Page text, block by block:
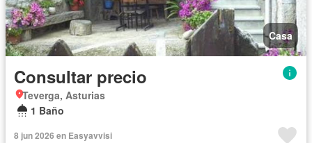
Casa
Consultar precio
Teverga, Asturias
1 Baño
8 jun 2026 en Easyavvisi